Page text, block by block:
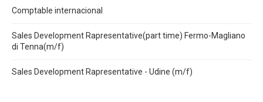
Comptable internacional
Sales Development Rapresentative(part time) Fermo-Magliano
di Tenna(m/f)
Sales Development Rapresentative - Udine (m/f)